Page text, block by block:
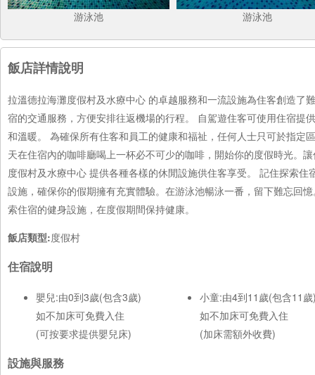
游泳池 游泳池
飯店詳情說明
拉溫德拉海灘度假村及水療中心 的卓越服務和一流設施為住客創造
宿的交通服務，方便安排往返機場的行程。 自駕遊住客可使用住宿
和溫暖。 為確保所有住客和員工的健康和福祉，任何人士只可於指
天在住宿內的咖啡廳喝上一杯必不可少的咖啡，開始你的度假時光。
度假村及水療中心 提供各種各樣的休閒設施供住客享受。 記住探索
設施，確保你的假期擁有充實體驗。在游泳池暢泳一番，留下難忘回
索住宿的健身設施，在度假期間保持健康。
飯店類型:度假村
住宿說明
嬰兒:由0到3歲(包含3歲)
如不加床可免費入住
(可按要求提供嬰兒床)
小童:由4到11歲(包含11
如不加床可免費入住
(加床需額外收費)
設施與服務